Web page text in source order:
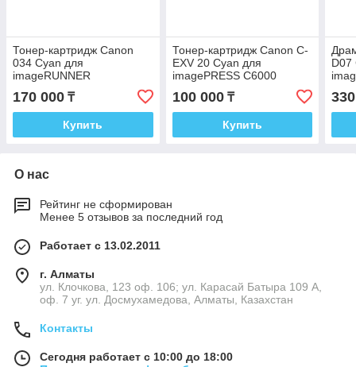
Тонер-картридж Canon
034 Cyan для
imageRUNNER
C1225/C1225iF 9453B001
170 000 ₸
Купить
Тонер-картридж Canon C-
EXV 20 Cyan для
imagePRESS C6000
100 000₸
Купить
D07
О нас
Рейтинг не сформирован
Менее 5 отзывов за последний год
Работает с 13.02.2011
г. Алматы
ул. Клочкова, 123 оф. 106; ул. Карасай Батыра 109 А,
оф. 7 уг. ул. Досмухамедова, Алматы, Казахстан
Контакты
Сегодня работает с 10:00 до 18:00